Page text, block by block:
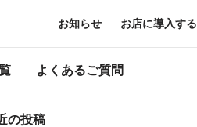
よくあるご質問
お知らせ お店に導入する
の投稿